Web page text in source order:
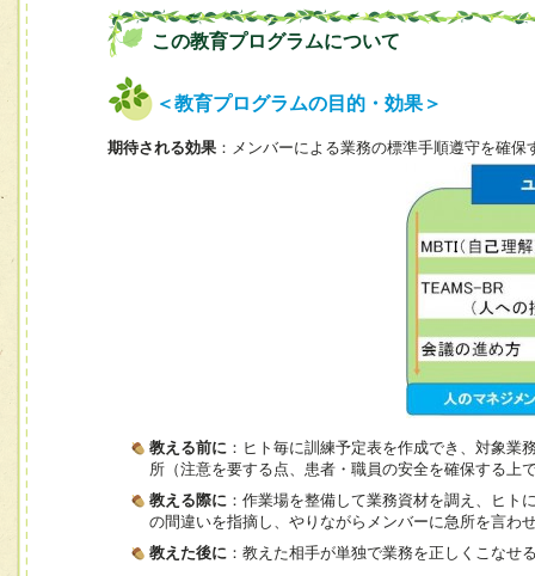
この教育プログラムについて
＜教育プログラムの目的・効果＞
期待される効果 ：メンバーによる業務の標準手順遵守を確保
教える前に ：ヒト毎に訓練予定表を作成でき、対象
所（注意を要する点、患者・職員の安全を確保する
教える際に ：作業場を整備して業務資材を調え、ヒ
の間違いを指摘し、やりながらメンバーに急所を言わ
教えた後に ：教えた相手が単独で業務を正しくこなせ